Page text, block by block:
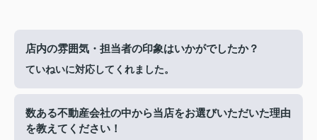
店内の雰囲気・担当者の印象はいかがでしたか？
ていねいに対応してくれました。
数ある不動産会社の中から当店をお選びいただいた理由
を教えてください！